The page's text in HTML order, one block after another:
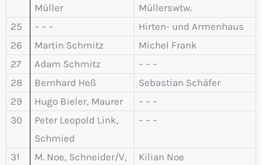
Müller
Müllerswtw.
25
– – –
Hirten- und Armenhaus
26
Martin Schmitz
Michel Frank
27
Adam Schmitz
– – –
28
Bernhard Heß
Sebastian Schäfer
29
Hugo Bieler, Maurer
– – –
30
Peter Leopold Link,
Schmied
– – –
31
M. Noe, Schneider/V,
Kilian Noe